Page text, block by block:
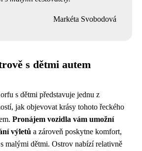
Markéta Svobodová
s dětmi autem
s dětmi představuje jednu z
jak objevovat krásy tohoto řeckého
Pronájem vozidla vám umožní
výletů a zároveň poskytne komfort,
malými dětmi. Ostrov nabízí relativně